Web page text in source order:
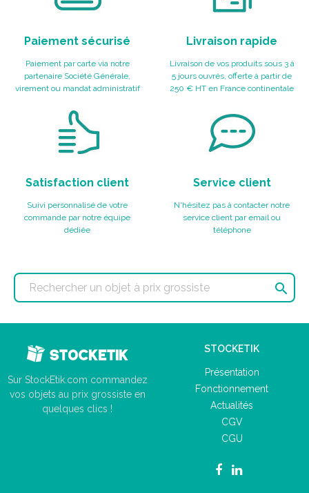
Paiement sécurisé
Paiement par carte via notre
partenaire Société Générale,
virement ou mandat administratif
Livraison rapide
Livraison de vos produits sous 3 à
5 jours ouvrés, offerte à partir de
250 € HT en France continentale
Satisfaction client
Suivi personnalisé de votre
commande par notre équipe
dédiée
Service client
N'hésitez pas à contacter notre
service client par email ou
téléphone

Sur StockEtik.com commandez
vos objets au prix grossiste en
quelques clics !
STOCKETIK
Présentation
Fonctionnement
Actualités
CGV
CGU